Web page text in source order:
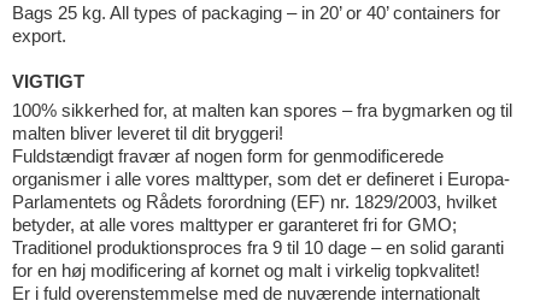
Bags 25 kg. All types of packaging – in 20’ or 40’ containers for
export.
VIGTIGT
100% sikkerhed for, at malten kan spores – fra bygmarken og til
malten bliver leveret til dit bryggeri!
Fuldstændigt fravær af nogen form for genmodificerede
organismer i alle vores malttyper, som det er defineret i Europa-
Parlamentets og Rådets forordning (EF) nr. 1829/2003, hvilket
betyder, at alle vores malttyper er garanteret fri for GMO;
Traditionel produktionsproces fra 9 til 10 dage – en solid garanti
for en høj modificering af kornet og malt i virkelig topkvalitet!
Er i fuld overenstemmelse med de nuværende internationalt